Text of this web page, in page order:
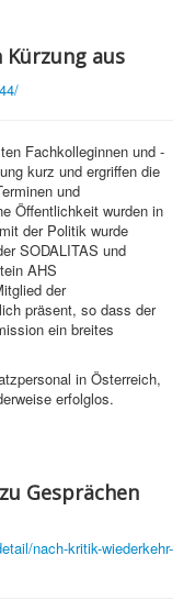
aus
Fachkolleginnen und -
kurz und ergriffen die
und
Öffentlichkeit wurden in
der Politik wurde
SODALITAS und
AHS
der
präsent, so dass der
ein breites
in Österreich,
erfolglos.
Gesprächen
nach-kritik-wiederkehr-